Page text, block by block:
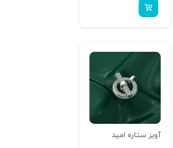
آویز ستاره‌ امید